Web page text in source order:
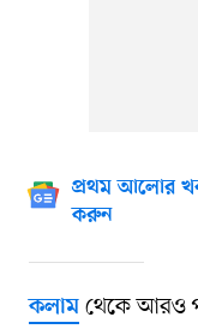
প্রথম আলোর
করুন
কলামথেকে আরও